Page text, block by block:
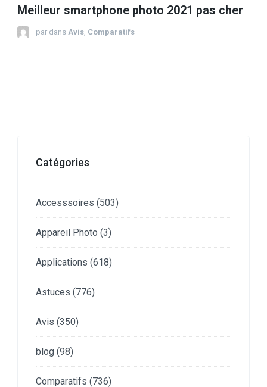
Meilleur smartphone photo 2021 pas cher
par dans Avis Comparatifs
Catégories
Accesssoires (503)
Appareil Photo (3)
Applications (618)
Astuces (776)
Avis (350)
blog (98)
Comparatifs (736)